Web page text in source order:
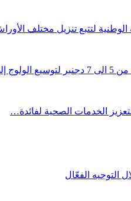
لتتبع تنزيل مختلف
التوجيه الفعّال